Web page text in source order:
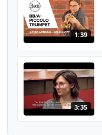
1:39
3:35